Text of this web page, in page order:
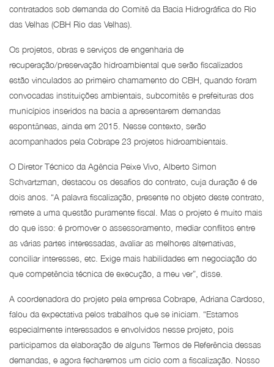
contratados sob demanda do Comitê da Bacia Hidrográfica do Rio
das Velhas (CBH Rio das Velhas).
Os projetos, obras e serviços de engenharia de
recuperação/preservação hidroambiental que serão fiscalizados
estão vinculados ao primeiro chamamento do CBH, quando foram
convocadas instituições ambientais, subcomitês e prefeituras dos
municípios inseridos na bacia a apresentarem demandas
espontâneas, ainda em 2015. Nesse contexto, serão
acompanhados pela Cobrape 23 projetos hidroambientais.
O Diretor Técnico da Agência Peixe Vivo, Alberto Simon
Schvartzman, destacou os desafios do contrato, cuja duração é de
dois anos. “A palavra fiscalização, presente no objeto deste contrato,
remete a uma questão puramente fiscal. Mas o projeto é muito mais
do que isso: é promover o assessoramento, mediar conflitos entre
as várias partes interessadas, avaliar as melhores alternativas,
conciliar interesses, etc. Exige mais habilidades em negociação do
que competência técnica de execução, a meu ver”, disse.
A coordenadora do projeto pela empresa Cobrape, Adriana Cardoso,
falou da expectativa pelos trabalhos que se iniciam. “Estamos
especialmente interessados e envolvidos nesse projeto, pois
participamos da elaboração de alguns Termos de Referência dessas
demandas, e agora fecharemos um ciclo com a fiscalização. Nosso